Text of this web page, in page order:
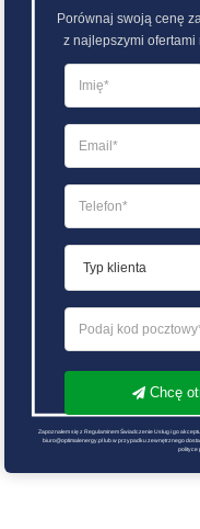
Porównaj swoją cenę
z najlepszymi
Chcę
Zapoznałem się z Regulaminem Świadczenie Usług i go
biuro@optimalenergy.pl lub w przypadku zewnętrznego
polityce